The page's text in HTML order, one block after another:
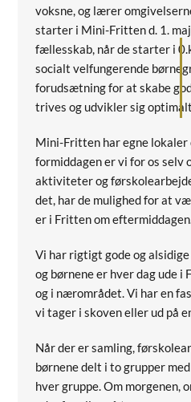
voksne, og lærer
starter i Mini-Fritten d. 1.
fællesskab, når de starter i
socialt velfungerende
forudsætning for at skabe
trives og udvikler sig
Mini-Fritten har egne lokaler
formiddagen er vi for os selv
aktiviteter og
det, har de mulighed for at
er i Fritten om
Vi har rigtigt gode og
og børnene er hver dag ude i
og i nærområdet. Vi har en
vi tager i skoven eller ud på
Når der er samling,
børnene delt i to grupper
hver gruppe. Om morgenen,